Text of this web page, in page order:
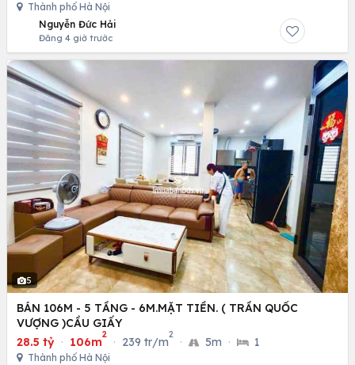
Thành phố Hà Nội
Nguyễn Đức Hải
Đăng 4 giờ trước
5
BÁN 106M - 5 TẦNG - 6M.MẶT TIỀN. ( TRẦN QUỐC
VƯỢNG )CẦU GIẤY
28.5 tỷ · 106m
2
· 239 tr/m
2
· 5m · 1
Thành phố Hà Nội